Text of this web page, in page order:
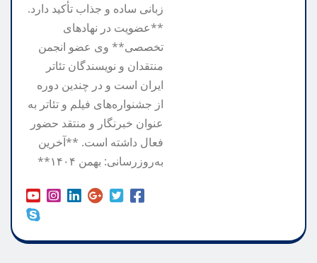
زبانی ساده و جذاب تأکید دارد.
**عضویت در نهادهای
تخصصی** وی عضو انجمن
منتقدان و نویسندگان تئاتر
ایران است و در چندین دوره
از جشنواره‌های فیلم و تئاتر به
عنوان خبرنگار و منتقد حضور
فعال داشته است. **آخرین
به‌روزرسانی: بهمن ۱۴۰۴**